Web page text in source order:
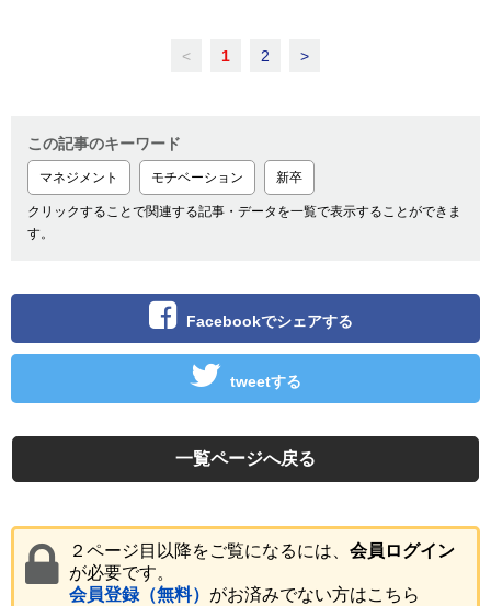
< 1 2 >
この記事のキーワード
マネジメント モチベーション 新卒
クリックすることで関連する記事・データを一覧で表示することができま
す。
Facebookでシェアする
tweetする
一覧ページへ戻る
２ページ目以降をご覧になるには、 会員ログイン
が必要です。
会員登録（無料） がお済みでない方はこちら